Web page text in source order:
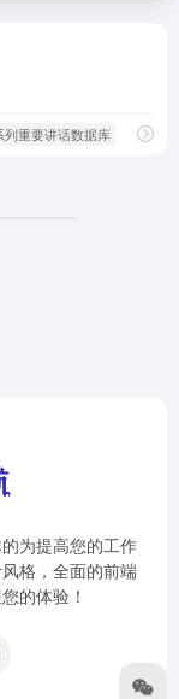
列重要讲话数据库
为提高您的工作
格，全面的前端
的体验！